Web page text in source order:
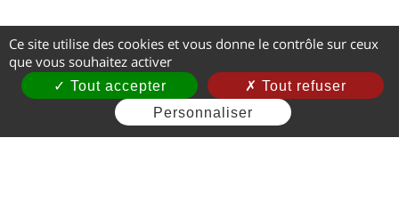
Ce site utilise des cookies et vous donne le contrôle sur ceux
que vous souhaitez activer
Tout accepter
Tout refuser
Personnaliser